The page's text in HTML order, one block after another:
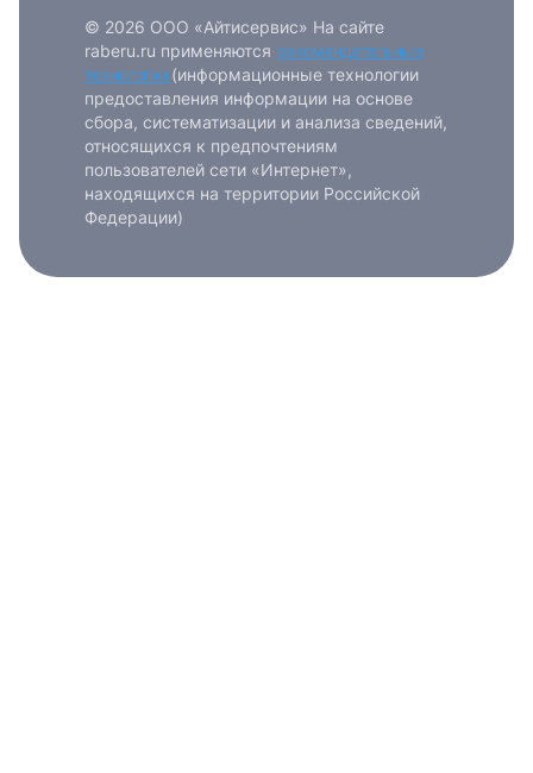
© 2026 ООО «Айтисервис» На сайте
raberu.ru применяются рекомендательные
технологии (информационные технологии
предоставления информации на основе
сбора, систематизации и анализа сведений,
относящихся к предпочтениям
пользователей сети «Интернет»,
находящихся на территории Российской
Федерации)